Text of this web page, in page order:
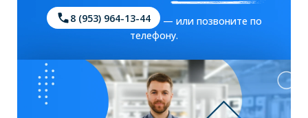
8 (953) 964-13-44
— или позвоните по
телефону.